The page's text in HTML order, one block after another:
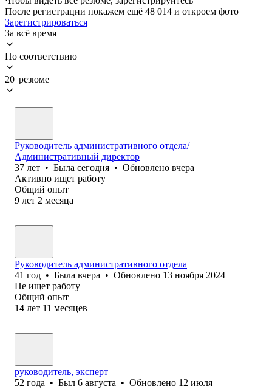
После регистрации покажем ещё 48 014 и откроем фото
Зарегистрироваться
За всё время
По соответствию
20 резюме
Руководитель административного отдела/
Административный директор
37 лет • Была сегодня • Обновлено вчера
Активно ищет работу
Общий опыт
9 лет 2 месяца
Руководитель административного отдела
41 год • Была вчера • Обновлено 13 ноября 2024
Не ищет работу
Общий опыт
14 лет 11 месяцев
руководитель, эксперт
52 года • Был 6 августа • Обновлено 12 июля